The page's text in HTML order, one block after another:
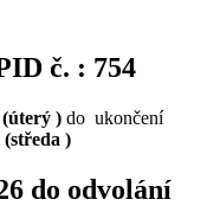
č. : 754
(úterý )do ukončení
(středa )
do odvolání